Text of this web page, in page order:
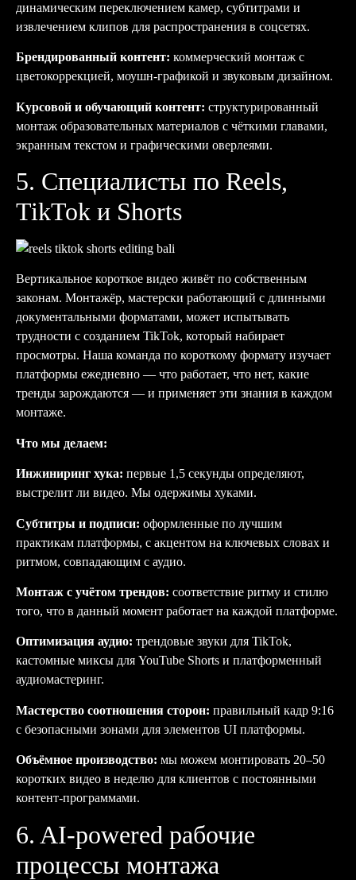
динамическим переключением камер, субтитрами и
извлечением клипов для распространения в соцсетях.
Брендированный контент: коммерческий монтаж с
цветокоррекцией, моушн-графикой и звуковым дизайном.
Курсовой и обучающий контент: структурированный
монтаж образовательных материалов с чёткими главами,
экранным текстом и графическими оверлеями.
5. Специалисты по Reels,
TikTok и Shorts
Вертикальное короткое видео живёт по собственным
законам. Монтажёр, мастерски работающий с длинными
документальными форматами, может испытывать
трудности с созданием TikTok, который набирает
просмотры. Наша команда по короткому формату изучает
платформы ежедневно — что работает, что нет, какие
тренды зарождаются — и применяет эти знания в каждом
монтаже.
Что мы делаем:
Инжиниринг хука: первые 1,5 секунды определяют,
выстрелит ли видео. Мы одержимы хуками.
Субтитры и подписи: оформленные по лучшим
практикам платформы, с акцентом на ключевых словах и
ритмом, совпадающим с аудио.
Монтаж с учётом трендов: соответствие ритму и стилю
того, что в данный момент работает на каждой платформе.
Оптимизация аудио: трендовые звуки для TikTok,
кастомные миксы для YouTube Shorts и платформенный
аудиомастеринг.
Мастерство соотношения сторон: правильный кадр 9:16
с безопасными зонами для элементов UI платформы.
Объёмное производство: мы можем монтировать 20–50
коротких видео в неделю для клиентов с постоянными
контент-программами.
6. AI-powered рабочие
процессы монтажа